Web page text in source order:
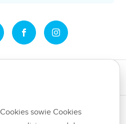
sowie Cookies